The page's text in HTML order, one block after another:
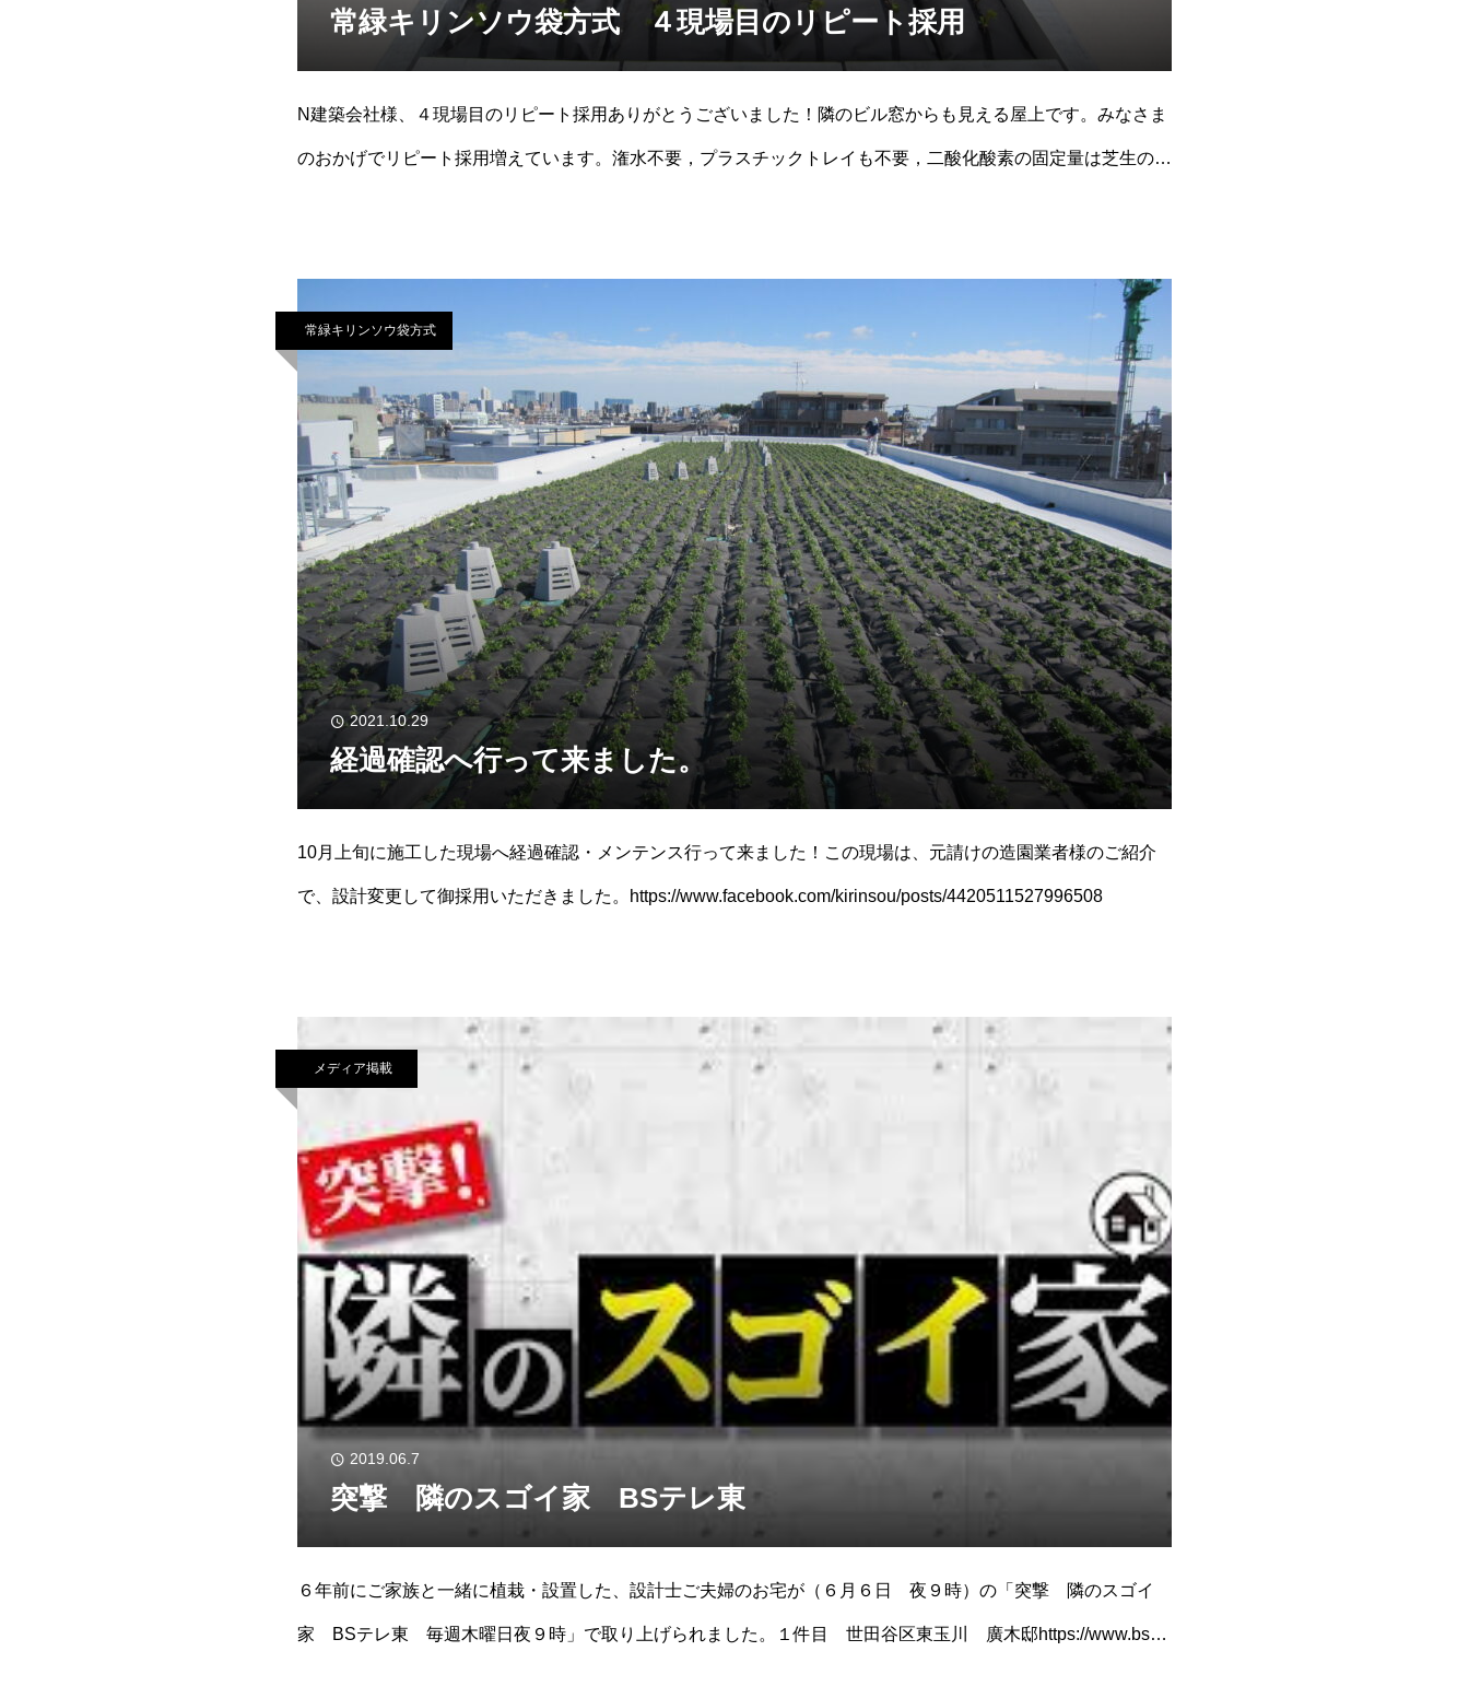
常緑キリンソウ袋方式 ４現場目のリピート採用
N建築会社様、４現場目のリピート採用ありがとうございました！隣のビル窓からも見える屋上です。みなさま
のおかげでリピート採用増えています。潅水不要，プラスチックトレイも不要，二酸化酸素の固定量は芝生の３
常緑キリンソウ袋方式
2021.10.29
経過確認へ行って来ました。
10月上旬に施工した現場へ経過確認・メンテンス行って来ました！この現場は、元請けの造園業者様のご紹介
で、設計変更して御採用いただきました。https://www.facebook.com/kirinsou/posts/4420511527996508
メディア掲載
2019.06.7
突撃 隣のスゴイ家 BSテレ東
６年前にご家族と一緒に植栽・設置した、設計士ご夫婦のお宅が（６月６日 夜９時）の「突撃 隣のスゴイ
家 BSテレ東 毎週木曜日夜９時」で取り上げられました。１件目 世田谷区東玉川 廣木邸https://www.bs-